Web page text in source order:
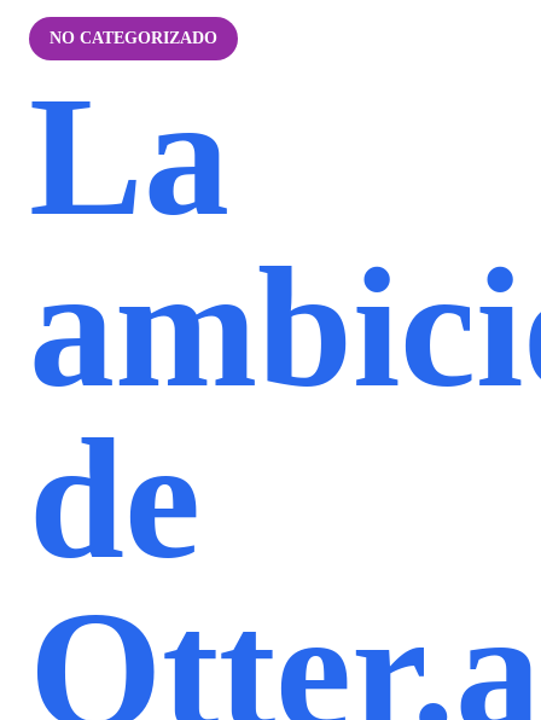
NO CATEGORIZADO
La
de